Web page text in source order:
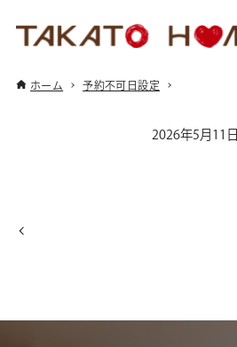
ホーム 予約不可日設定
2026年5月11日